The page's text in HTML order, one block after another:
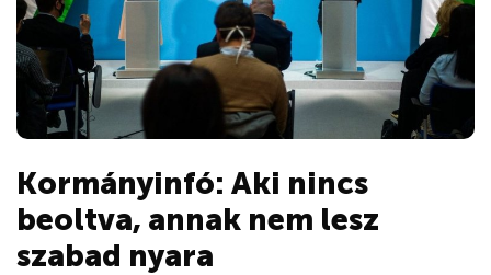
Kormányinfó: Aki nincs
beoltva, annak nem lesz
szabad nyara